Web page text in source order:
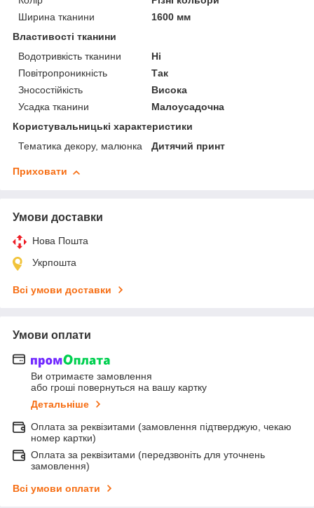
Ширина тканини
1600 мм
Властивості тканини
Водотривкість тканини
Ні
Повітропроникність
Так
Зносостійкість
Висока
Усадка тканини
Малоусадочна
Користувальницькі характеристики
Тематика декору, малюнка
Дитячий принт
Приховати
Умови доставки
Нова Пошта
Укрпошта
Всі умови доставки
Умови оплати
Ви отримаєте замовлення
або гроші повернуться на вашу картку
Детальніше
Оплата за реквізитами (замовлення підтверджую, чекаю
номер картки)
Оплата за реквізитами (передзвоніть для уточнень
замовлення)
Всі умови оплати